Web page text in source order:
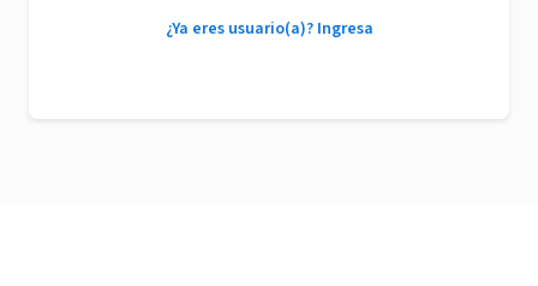
¿Ya eres usuario(a)? Ingresa